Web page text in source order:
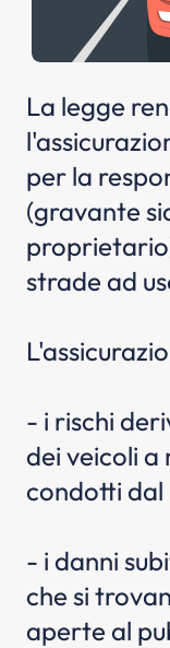
La legge
per la
(gravante
strade ad
- i rischi
dei veicoli a
condotti
- i danni
che si
aperte al